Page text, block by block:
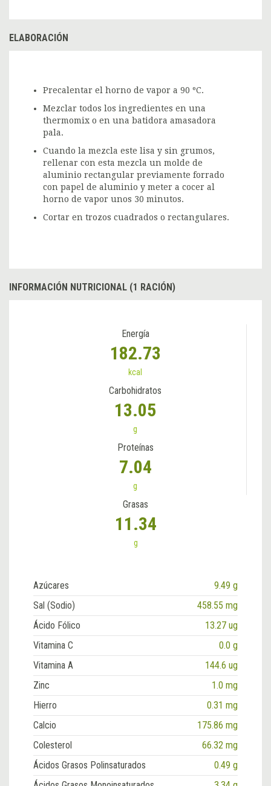
ELABORACIÓN
Precalentar el horno de vapor a 90 ºC.
Mezclar todos los ingredientes en una
thermomix o en una batidora amasadora
pala.
Cuando la mezcla este lisa y sin grumos,
rellenar con esta mezcla un molde de
aluminio rectangular previamente forrado
con papel de aluminio y meter a cocer al
horno de vapor unos 30 minutos.
Cortar en trozos cuadrados o rectangulares.
INFORMACIÓN NUTRICIONAL (1 RACIÓN)
Energía
182.73
kcal
Carbohidratos
13.05
g
Proteínas
7.04
g
Grasas
11.34
g
Azúcares
9.49 g
Sal (Sodio)
458.55 mg
Ácido Fólico
13.27 ug
Vitamina C
0.0 g
Vitamina A
144.6 ug
Zinc
1.0 mg
Hierro
0.31 mg
Calcio
175.86 mg
Colesterol
66.32 mg
Ácidos Grasos Polinsaturados
0.49 g